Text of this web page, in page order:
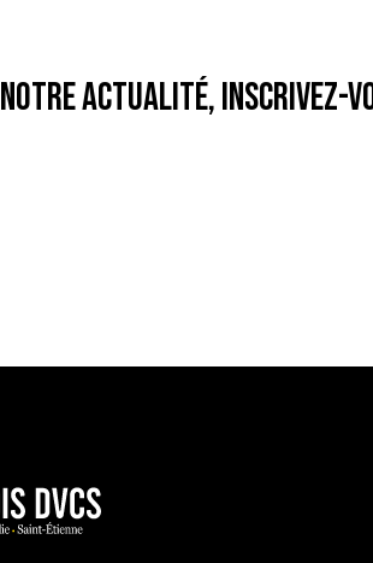
notre actualité, inscrivez-